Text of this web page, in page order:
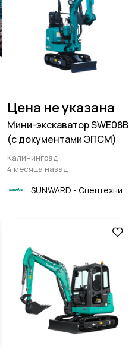
Цена не указана
Мини-экскаватор SWE08B
(с документами ЭПСМ)
Калининград
4 месяца назад